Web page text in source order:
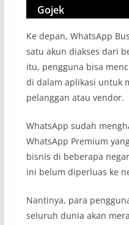
Gojek
Ke depan, WhatsApp
satu akun diakses dari
itu, pengguna bisa
di dalam aplikasi untuk
pelanggan atau vendor.
WhatsApp sudah
WhatsApp Premium
bisnis di beberapa
ini belum diperluas ke
Nantinya, para
seluruh dunia akan